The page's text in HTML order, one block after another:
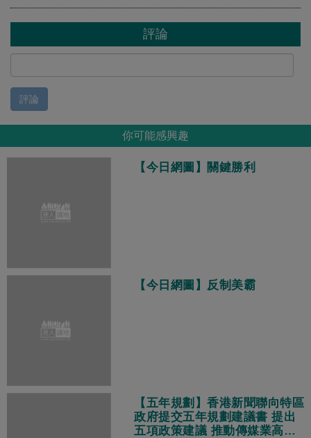
評論
評論
你可能感興趣
【今日網圖】關鍵勝利
【今日網圖】反制美霸
【五年規劃】香港新聞聯向特區
政府提交五年規劃建議書 提出
五項政策建議 推動傳媒業高質